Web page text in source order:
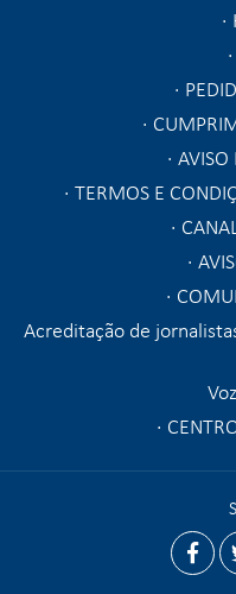
AVISO
TERMOS E
Acreditação de